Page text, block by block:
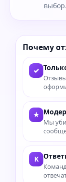
выбор.
Почему
✓
★
Мы
K